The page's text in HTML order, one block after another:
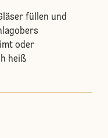
füllen und
oder
heiß